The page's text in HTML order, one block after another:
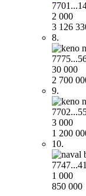
2 000
3 126
8.
30 000
2 700
9.
3 000
1 200
10.
7747...41
1 000
850 000